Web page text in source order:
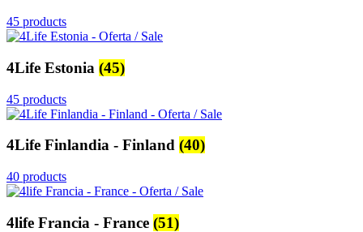
45 products
4Life Estonia (45)
45 products
4Life Finlandia - Finland (40)
40 products
4life Francia - France (51)